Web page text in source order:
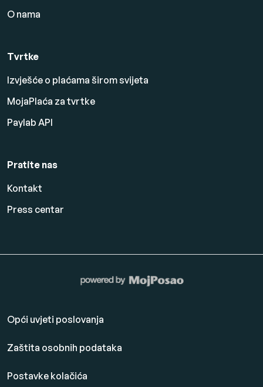
O nama
Tvrtke
Izvješće o plaćama širom svijeta
MojaPlaća za tvrtke
Paylab API
Pratite nas
Kontakt
Press centar
Opći uvjeti poslovanja
Zaštita osobnih podataka
Postavke kolačića